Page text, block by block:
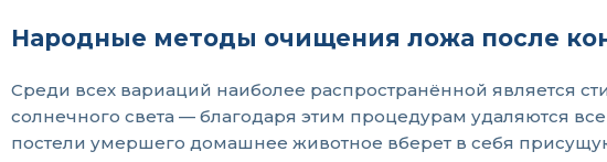
Народные методы очищения ложа после
Среди всех вариаций наиболее распространённой является
солнечного света — благодаря этим процедурам удаляются
постели умершего домашнее животное вберет в себя